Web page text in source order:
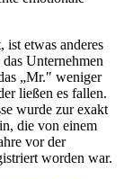
etwas anderes
Unternehmen
„Mr." weniger
ließen es fallen.
wurde zur exakt
die von einem
vor der
worden war.